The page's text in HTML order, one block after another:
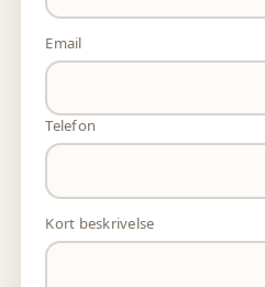
Email
Telefon
Kort beskrivelse